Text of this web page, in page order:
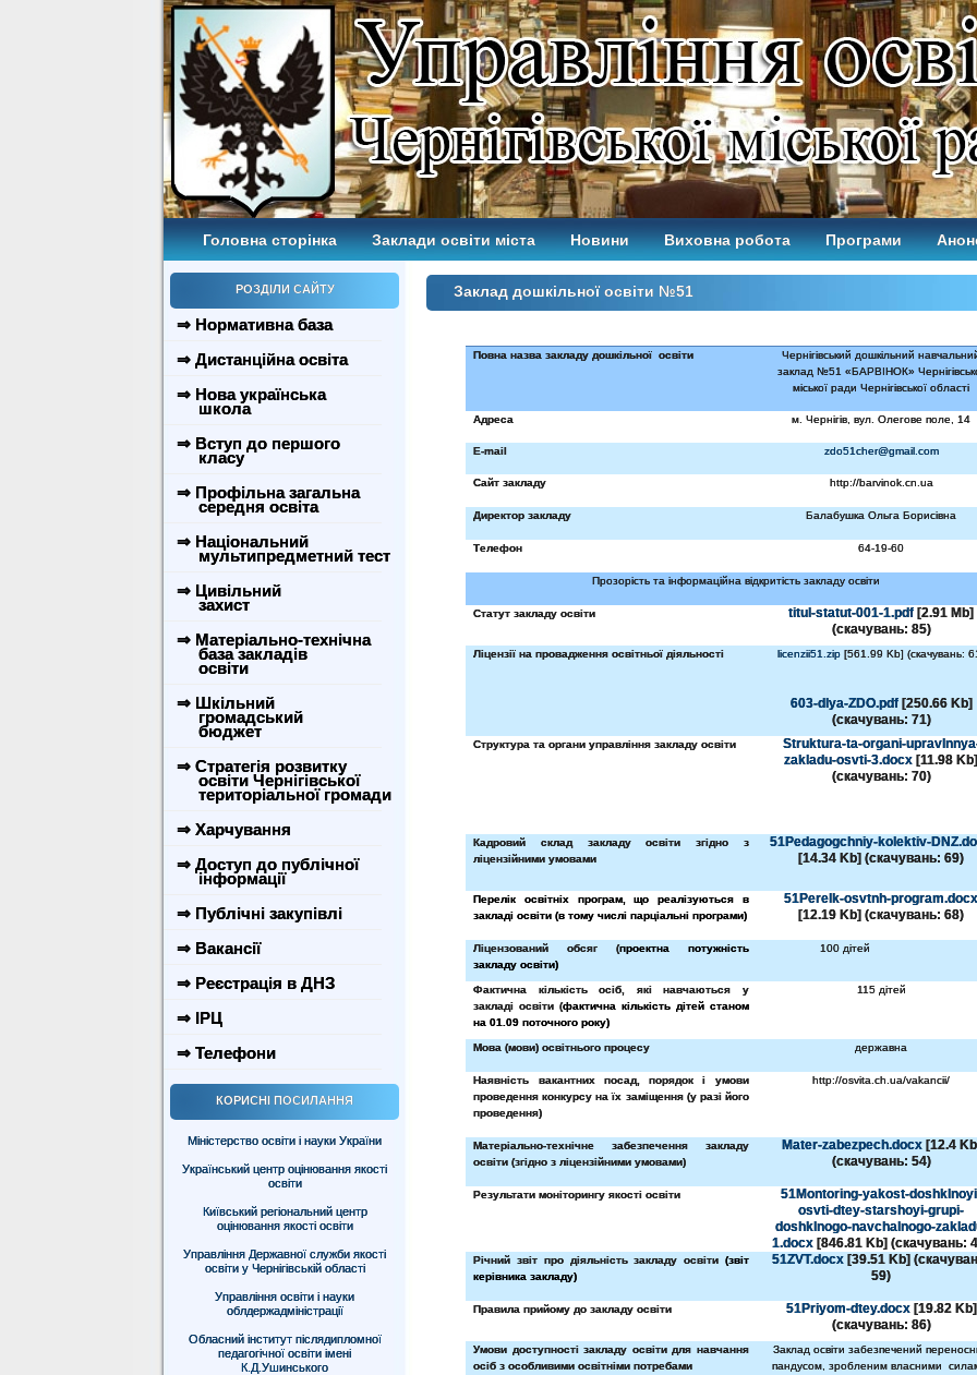
Головна сторінка Заклади освіти міста Новини Виховна робота Програми
РОЗДІЛИ САЙТУ
⇒ Нормативна база
⇒ Дистанційна освіта
⇒ Нова українська
школа
⇒ Вступ до першого
класу
⇒ Профільна загальна
середня освіта
⇒ Національний
мультипредметний тест
⇒ Цивільний
захист
⇒ Матеріально-технічна
база закладів
освіти
⇒ Шкільний
громадський
бюджет
⇒ Стратегія розвитку
освіти Чернігівської
територіальної громади
⇒ Харчування
⇒ Доступ до публічної
інформації
⇒ Публічні закупівлі
⇒ Вакансії
⇒ Реєстрація в ДНЗ
⇒ ІРЦ
⇒ Телефони
КОРИСНІ ПОСИЛАННЯ
Міністерство освіти і науки України
Український центр оцінювання якості
освіти
Київський регіональний центр
оцінювання якості освіти
Управління Державної служби якості
освіти у Чернігівській області
Управління освіти і науки
облдержадміністрації
Обласний інститут післядипломної
педагогічної освіти імені
К.Д.Ушинського
Заклад дошкільної освіти №51
Повна назва закладу дошкільної освіти
Чернігівський дошкільний
заклад №51 «БАРВІНОК»
міської ради Чернігівської області
Адреса м. Чернігів, вул. Олегове поле, 14
E-mail zdo51cher@gmail.com
Сайт закладу http://barvinok.cn.ua
Директор закладу Балабушка Ольга Борисівна
Телефон 64-19-60
Прозорість та інформаційна відкритість закладу освіти
Статут закладу освіти titul-statut-001-1.pdf [2.91 Mb]
(cкачувань: 85)
Ліцензії на провадження освітньої діяльності licenzii51.zip [561.99 Kb] (cкачувань:
603-dlya-ZDO.pdf[250.66 Kb]
(cкачувань: 71)
Структура та органи управління закладу освіти
Struktura-ta-organi-
zakladu-osvti-3.docx [11.98 Kb]
(cкачувань: 70)
Кадровий склад закладу освіти згідно з
ліцензійними умовами
51Pedagogchniy-kolektiv-
[14.34 Kb] (cкачувань: 69)
Перелік освітніх програм, що реалізуються в
закладі освіти (в тому числі парціальні програми)
51Perelk-osvtnh-program.docx
[12.19 Kb] (cкачувань: 68)
Ліцензований обсяг (проектна потужність
закладу освіти)
100 дітей
Фактична кількість осіб, які навчаються у
закладі освіти (фактична кількість дітей станом
на 01.09 поточного року)
115 дітей
Мова (мови) освітнього процесу державна
Наявність вакантних посад, порядок і умови
проведення конкурсу на їх заміщення (у разі його
проведення)
http://osvita.ch.ua/vakancii/
Матеріально-технічне забезпечення закладу
освіти (згідно з ліцензійними умовами)
Mater-zabezpech.docx[12.4
(cкачувань: 54)
Результати моніторингу якості освіти
51Montoring-yakost-
osvti-dtey-starshoyi-grupi-
doshklnogo-navchalnogo-
1.docx [846.81 Kb] (cкачувань:
Річний звіт про діяльність закладу освіти (звіт
керівника закладу)
51ZVT.docx [39.51 Kb]
59)
Правила прийому до закладу освіти 51Priyom-dtey.docx[19.82 Kb]
(cкачувань: 86)
Умови доступності закладу освіти для навчання
осіб з особливими освітніми потребами
Заклад освіти забезпечений
пандусом, зробленим власними